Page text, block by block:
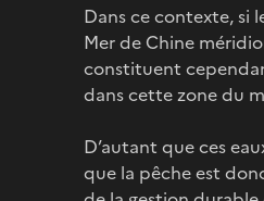
Dans ce contexte, si
Mer de Chine
constituent
dans cette zone du
D’autant que ces
que la pêche est